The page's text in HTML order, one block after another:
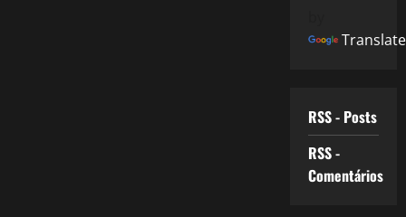
Translate
RSS - Posts
RSS -
Comentários